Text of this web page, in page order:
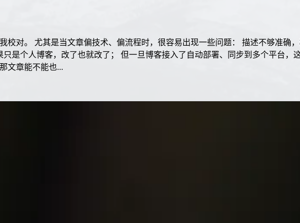
校对。 尤其是当文章偏技术、偏流程时，很容易出现一些问题： 描述不够准确
是个人博客，改了也就改了； 但一旦博客接入了自动部署、同步到多个平台，
文章能不能也...